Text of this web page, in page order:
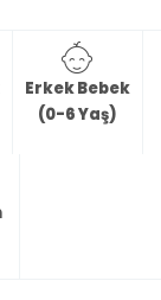
Erkek Bebek
(0-6 Yaş)